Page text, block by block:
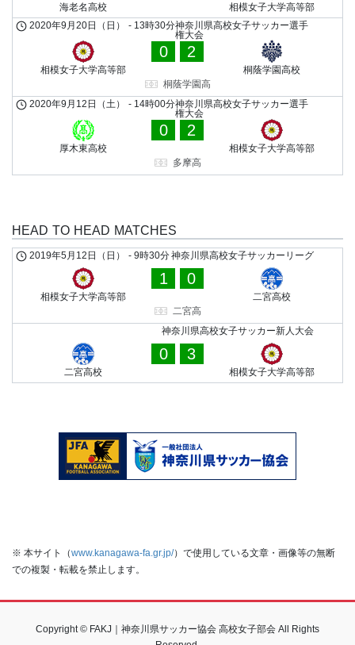
海老名高校
相模女子大学高等部
神奈川県高校女子サッカー選手
権大会
2020年9月20日（日） - 13時30分
相模女子大学高等部
0 2
桐蔭学園高校
桐蔭学園高
神奈川県高校女子サッカー選手
権大会
2020年9月12日（土） - 14時00分
厚木東高校
0 2
相模女子大学高等部
多摩高
HEAD TO HEAD MATCHES
神奈川県高校女子サッカーリーグ
2019年5月12日（日） - 9時30分
相模女子大学高等部
1 0
二宮高校
二宮高
神奈川県高校女子サッカー新人大会
二宮高校
0 3
相模女子大学高等部
※ 本サイト（www.kanagawa-fa.gr.jp/）で使用している文章・画像等の無断
での複製・転載を禁止します。
Copyright © FAKJ｜神奈川県サッカー協会 高校女子部会 All Rights